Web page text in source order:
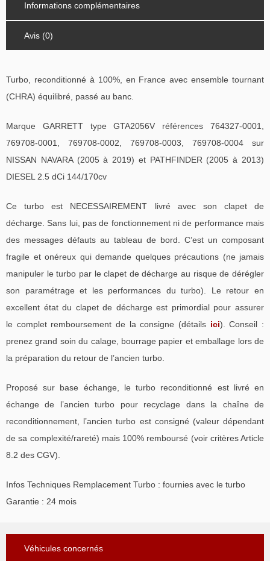
Informations complémentaires
Avis (0)
Turbo, reconditionné à 100%, en France avec ensemble tournant
(CHRA) équilibré, passé au banc.
Marque GARRETT type GTA2056V références 764327-0001,
769708-0001, 769708-0002, 769708-0003, 769708-0004 sur
NISSAN NAVARA (2005 à 2019) et PATHFINDER (2005 à 2013)
DIESEL 2.5 dCi 144/170cv
Ce turbo est NECESSAIREMENT livré avec son clapet de
décharge. Sans lui, pas de fonctionnement ni de performance mais
des messages défauts au tableau de bord. C’est un composant
fragile et onéreux qui demande quelques précautions (ne jamais
manipuler le turbo par le clapet de décharge au risque de dérégler
son paramétrage et les performances du turbo). Le retour en
excellent état du clapet de décharge est primordial pour assurer
le complet remboursement de la consigne (détails ici). Conseil :
prenez grand soin du calage, bourrage papier et emballage lors de
la préparation du retour de l’ancien turbo.
Proposé sur base échange, le turbo reconditionné est livré en
échange de l’ancien turbo pour recyclage dans la chaîne de
reconditionnement, l’ancien turbo est consigné (valeur dépendant
de sa complexité/rareté) mais 100% remboursé (voir critères Article
8.2 des CGV).
Infos Techniques Remplacement Turbo : fournies avec le turbo
Garantie : 24 mois
Véhicules concernés